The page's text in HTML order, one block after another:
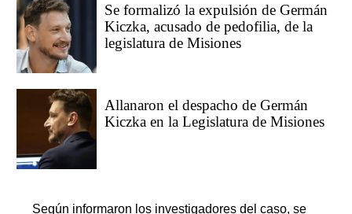
Se formalizó la expulsión de Germán
Kiczka, acusado de pedofilia, de la
legislatura de Misiones
Allanaron el despacho de Germán
Kiczka en la Legislatura de Misiones
Según informaron los investigadores del caso, se